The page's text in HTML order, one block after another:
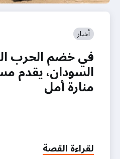
أخبار
في خضم الحرب
السودان، يقدم
منارة أمل
لقراءة القصة